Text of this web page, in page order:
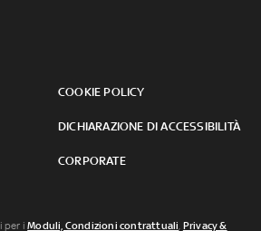
COOKIE POLICY
DICHIARAZIONE DI ACCESSIBILITÀ
CORPORATE
per iModuli, Condizioni contrattuali, Privacy &